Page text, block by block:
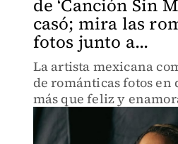
de ‘Canción Sin
casó; mira las
fotos junto a...
La artista mexicana
de románticas fotos en
más que feliz y